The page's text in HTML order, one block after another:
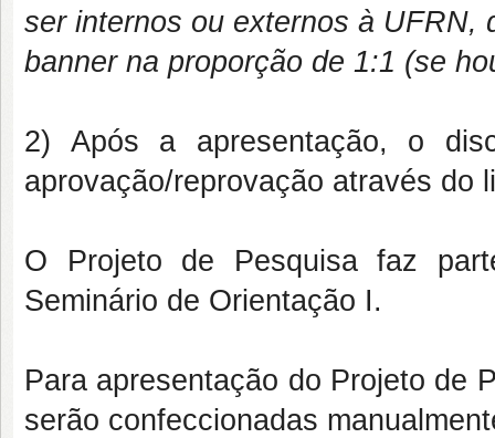
ser internos ou externos à UFRN,
banner na proporção de 1:1 (se
2) Após a apresentação, o
aprovação/reprovação através do
O Projeto de Pesquisa faz
Seminário de Orientação I.
Para apresentação do Projeto de
serão confeccionadas